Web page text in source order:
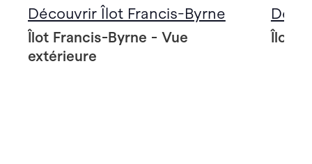
Découvrir Îlot Francis-Byrne
Îlot Francis-Byrne - Vue
extérieure
Îlot